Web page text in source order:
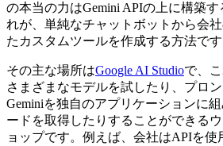
の本当の力はGemini APIの上に構築
れが、単純なチャットボットから会
たカスタムツールを作成する方法です
その主な場所はGoogle AI Studioで、
さまざまなモデルを試したり、プロ
Geminiを独自のアプリケーションに
ードを取得したりすることができる
ョップです。例えば、会社はAPIを使